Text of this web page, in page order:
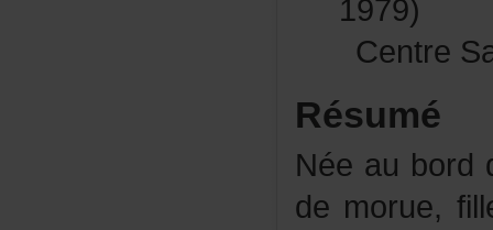
1979)
Résumé